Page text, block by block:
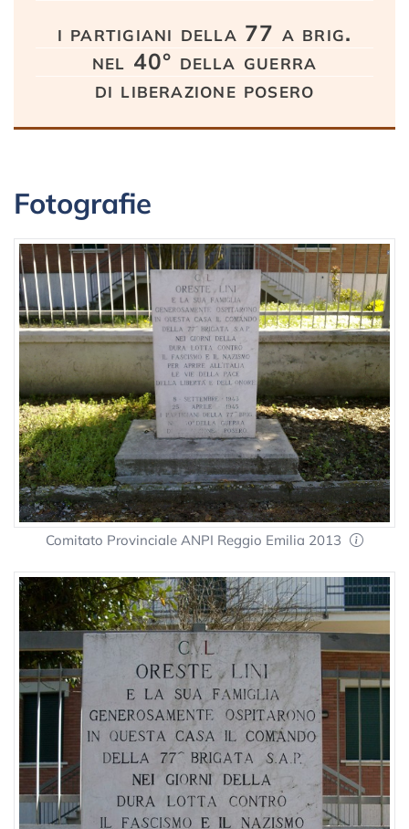
i partigiani della 77 a brig.
nel 40° della guerra
di liberazione posero
Fotografie
Comitato Provinciale ANPI Reggio Emilia 2013